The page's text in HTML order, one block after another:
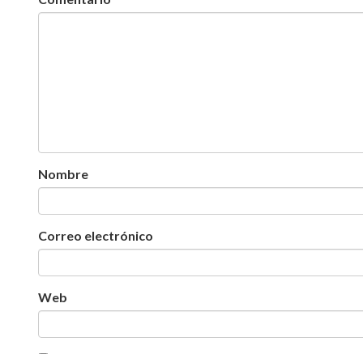
Nombre
Correo electrónico
Web